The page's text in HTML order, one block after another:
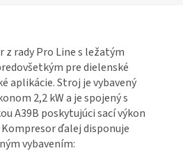
rady Pro Line s ležatým
pre dielenské
aplikácie. Stroj je vybavený
2,2 kW a je spojený s
A39B poskytujúci sací výkon
ďalej disponuje
vybavením: